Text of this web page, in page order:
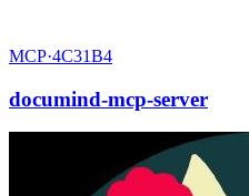
MCP·4C31B4
documind-mcp-server